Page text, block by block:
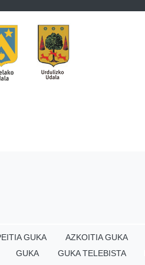
GUKA AZKOITIA GUKA
GUKA GUKA TELEBISTA